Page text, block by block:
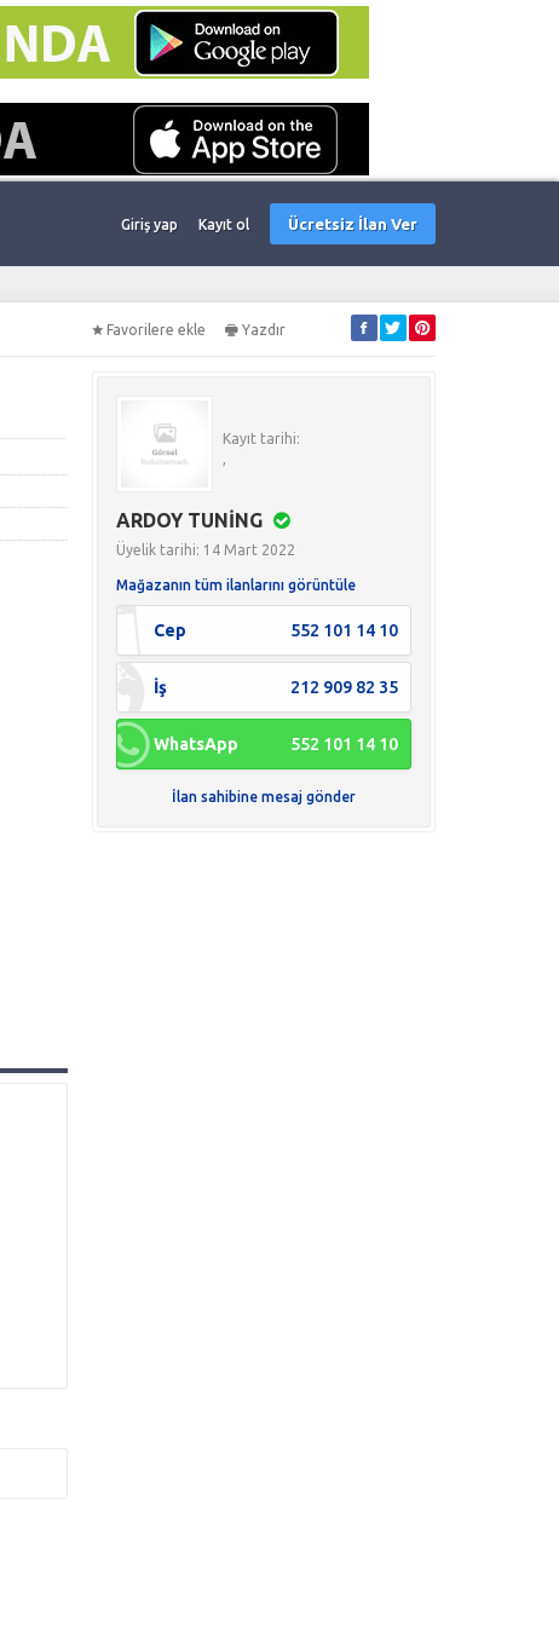
Giriş yap Kayıt ol Ücretsiz İlan Ver
Favorilere ekle Yazdır
Kayıt tarihi:
ARDOY TUNİNG
Üyelik tarihi: 14 Mart 2022
Mağazanın tüm ilanlarını görüntüle
Cep 552 101 14 10
İş 212 909 82 35
WhatsApp 552 101 14 10
İlan sahibine mesaj gönder